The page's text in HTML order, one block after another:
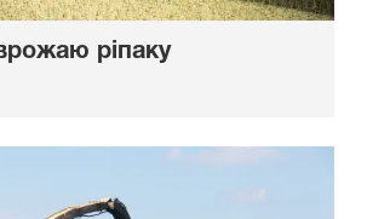
ріпаку